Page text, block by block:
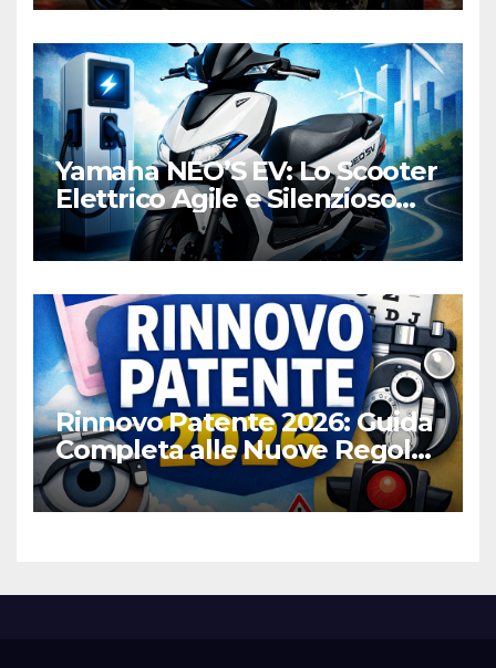
Yamaha NEO’S EV: Lo Scooter
Elettrico Agile e Silenzioso
per la Città
Rinnovo Patente 2026: Guida
Completa alle Nuove Regole,
Digitalizzazione e Costi